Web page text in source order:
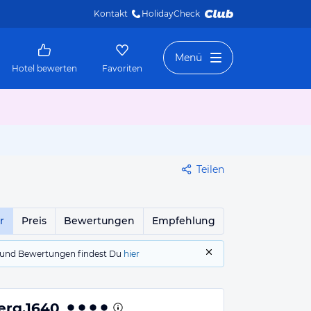
Kontakt HolidayCheck
Hotel bewerten Favoriten
Menü
Teilen
Preis Bewertungen Empfehlung
Bewertungen findest Du hier